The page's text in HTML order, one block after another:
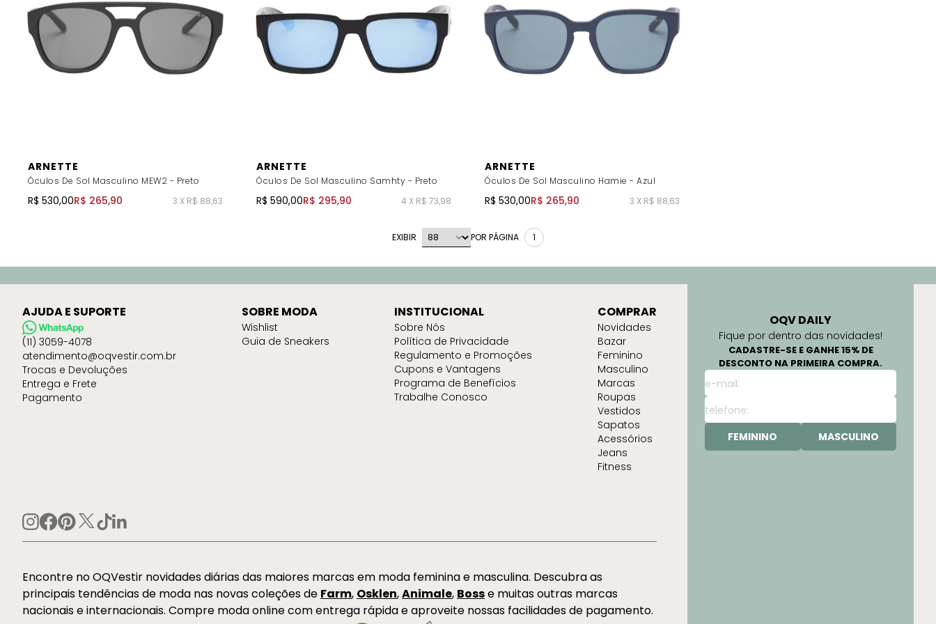
ARNETTE
Óculos De Sol Masculino MEW2 - Preto
R$ 530,00R$ 265,90 3 X R$ 88,63
ARNETTE
Óculos De Sol Masculino Samhty - Preto
R$ 590,00R$ 295,90 4 X R$ 73,98
ARNETTE
Óculos De Sol Masculino Hamie - Azul
R$ 530,00R$ 265,90 3 X R$ 88,63
EXIBIR POR PÁGINA 1
OQV DAILY
Fique por dentro das novidades!
CADASTRE-SE E GANHE 15% DE
DESCONTO NA PRIMEIRA COMPRA.
FEMININO MASCULINO
AJUDA E SUPORTE
(11) 3059-4078
atendimento@oqvestir.com.br
Trocas e Devoluções
Entrega e Frete
Pagamento
SOBRE MODA
Wishlist
Guia de Sneakers
INSTITUCIONAL
Sobre Nós
Política de Privacidade
Regulamento e Promoções
Cupons e Vantagens
Programa de Benefícios
Trabalhe Conosco
COMPRAR
Novidades
Bazar
Feminino
Masculino
Marcas
Roupas
Vestidos
Sapatos
Acessórios
Jeans
Fitness
Encontre no OQVestir novidades diárias das maiores marcas em moda feminina e masculina. Descubra as
principais tendências de moda nas novas coleções de Farm, Osklen,Animale, Bosse muitas outras marcas
nacionais e internacionais. Compre moda online com entrega rápida e aproveite nossas facilidades de pagamento.